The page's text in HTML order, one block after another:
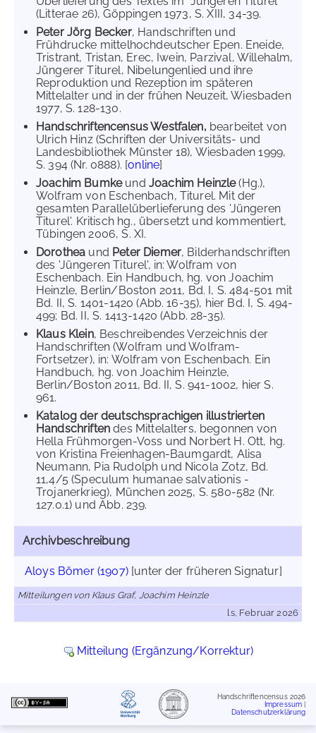
(Litterae 26), Göppingen 1973, S. XIII, 34-39.
Peter Jörg Becker, Handschriften und
Frühdrucke mittelhochdeutscher Epen. Eneide,
Tristrant, Tristan, Erec, Iwein, Parzival, Willehalm,
Jüngerer Titurel, Nibelungenlied und ihre
Reproduktion und Rezeption im späteren
Mittelalter und in der frühen Neuzeit, Wiesbaden
1977, S. 128-130.
Handschriftencensus Westfalen, bearbeitet von
Ulrich Hinz (Schriften der Universitäts- und
Landesbibliothek Münster 18), Wiesbaden 1999,
S. 394 (Nr. 0888). [online]
Joachim Bumkeund Joachim Heinzle(Hg.),
Wolfram von Eschenbach, Titurel. Mit der
gesamten Parallelüberlieferung des 'Jüngeren
Titurel'. Kritisch hg., übersetzt und kommentiert,
Tübingen 2006, S. XI.
Dorothea und Peter Diemer, Bilderhandschriften
des 'Jüngeren Titurel', in: Wolfram von
Eschenbach. Ein Handbuch, hg. von Joachim
Heinzle, Berlin/Boston 2011, Bd. I, S. 484-501 mit
Bd. II, S. 1401-1420 (Abb. 16-35), hier Bd. I, S. 494-
499; Bd. II, S. 1413-1420 (Abb. 28-35).
Klaus Klein, Beschreibendes Verzeichnis der
Handschriften (Wolfram und Wolfram-
Fortsetzer), in: Wolfram von Eschenbach. Ein
Handbuch, hg. von Joachim Heinzle,
Berlin/Boston 2011, Bd. II, S. 941-1002, hier S.
961.
Katalog der deutschsprachigen illustrierten
Handschriften des Mittelalters, begonnen von
Hella Frühmorgen-Voss und Norbert H. Ott, hg.
von Kristina Freienhagen-Baumgardt, Alisa
Neumann, Pia Rudolph und Nicola Zotz, Bd.
11,4/5 (Speculum humanae salvationis -
Trojanerkrieg), München 2025, S. 580-582 (Nr.
127.0.1) und Abb. 239.
Archivbeschreibung
Aloys Bömer (1907)[unter der früheren Signatur]
Mitteilungen von Klaus Graf, Joachim Heinzle
ls, Februar 2026
Mitteilung (Ergänzung/Korrektur)
Handschriftencensus 2026
Impressum
Datenschutzerklärung